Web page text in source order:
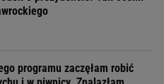
programu zaczęłam robić